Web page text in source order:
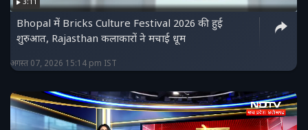
3:11
Bhopal में Bricks Culture Festival 2026 की हुई
शुरुआत, Rajasthan कलाकारों ने मचाई धूम
अगस्त 07, 2026 15:14 pm IST